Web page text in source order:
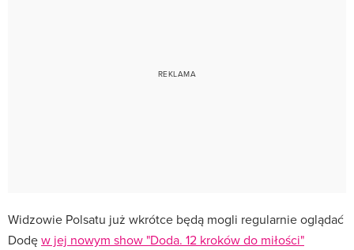
Widzowie Polsatu już wkrótce będą mogli regularnie oglądać
Dodęw jej nowym show "Doda. 12 kroków do miłości"